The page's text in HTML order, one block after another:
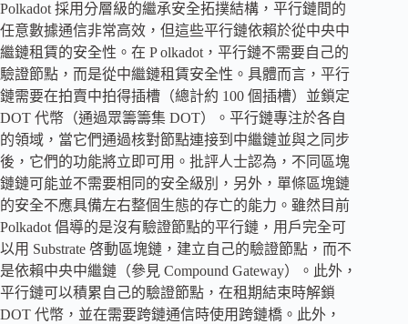
Polkadot 採用分層級的繼承安全拓撲結構，平行鏈間的
任意數據通信非常高效，但這些平行鏈依賴於從中央中
繼鏈租賃的安全性。在 P olkadot，平行鏈不需要自己的
驗證節點，而是從中繼鏈租賃安全性。具體而言，平行
鏈需要在拍賣中拍得插槽（總計約 100 個插槽）並鎖定
DOT 代幣（通過眾籌籌集 DOT）。平行鏈專注於各自
的領域，當它們通過核對節點連接到中繼鏈並與之同步
後，它們的功能將立即可用。批評人士認為，不同區塊
鏈鏈可能並不需要相同的安全級別，另外，單條區塊鏈
的安全不應具備左右整個生態的存亡的能力。雖然目前
Polkadot 倡導的是沒有驗證節點的平行鏈，用戶完全可
以用 Substrate 啓動區塊鏈，建立自己的驗證節點，而不
是依賴中央中繼鏈（參見 Compound Gateway）。此外，
平行鏈可以積累自己的驗證節點，在租期結束時解鎖
DOT 代幣，並在需要跨鏈通信時使用跨鏈橋。此外，